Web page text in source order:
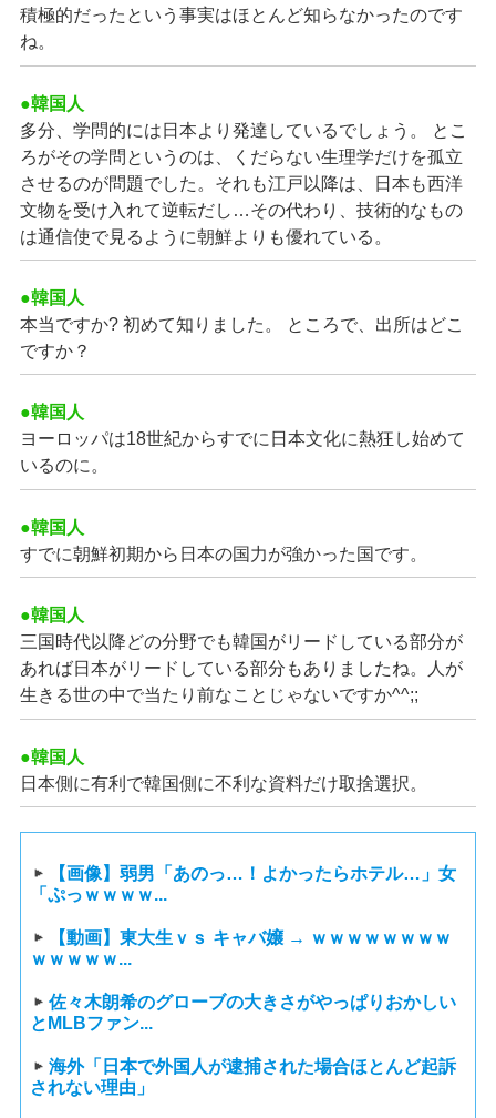
積極的だったという事実はほとんど知らなかったのです
ね。
●韓国人
多分、学問的には日本より発達しているでしょう。 とこ
ろがその学問というのは、くだらない生理学だけを孤立
させるのが問題でした。それも江戸以降は、日本も西洋
文物を受け入れて逆転だし…その代わり、技術的なもの
は通信使で見るように朝鮮よりも優れている。
●韓国人
本当ですか? 初めて知りました。 ところで、出所はどこ
ですか？
●韓国人
ヨーロッパは18世紀からすでに日本文化に熱狂し始めて
いるのに。
●韓国人
すでに朝鮮初期から日本の国力が強かった国です。
●韓国人
三国時代以降どの分野でも韓国がリードしている部分が
あれば日本がリードしている部分もありましたね。人が
生きる世の中で当たり前なことじゃないですか^^;;
●韓国人
日本側に有利で韓国側に不利な資料だけ取捨選択。
【画像】弱男「あのっ…！よかったらホテル…」女
「ぷっｗｗｗｗ...
【動画】東大生ｖｓ キャバ嬢 → ｗｗｗｗｗｗｗｗ
ｗｗｗｗｗ...
佐々木朗希のグローブの大きさがやっぱりおかしい
とMLBファン...
海外「日本で外国人が逮捕された場合ほとんど起訴
されない理由」